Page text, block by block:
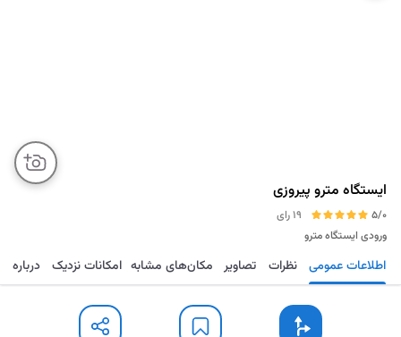
ایستگاه مترو پیروزی
5/0
19 رای
ورودی ایستگاه مترو
مسیریابی ذخیره ارسال اطلاعات عمومی نظرات تصاویر مکان‌های مشابه امکانات نزدیک درباره